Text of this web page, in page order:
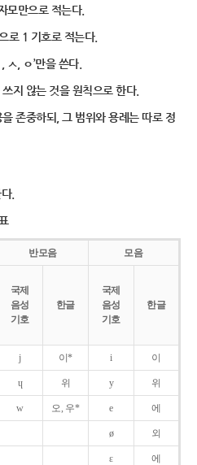
모만으로 적는다.
로 1 기호로 적는다.
ㅅ, ㅇ’만을 쓴다.
지 않는 것을 원칙으로 한다.
존중하되, 그 범위와 용례는 따로 정
.
반모음 모음
국제
음성
기호
한글
국제
음성
기호
한글
j 이* i 이
ɥ 위 y 위
w 오, 우* e 에
ø 외
ɛ 에